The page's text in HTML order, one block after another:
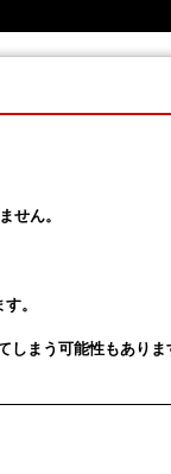
せん。
。
まう可能性もありま